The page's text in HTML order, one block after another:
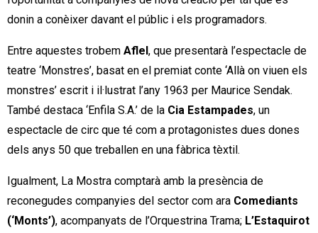
donin a conèixer davant el públic i els programadors.
Entre aquestes trobem Aflel , que presentarà l’espectacle de
teatre ‘Monstres’, basat en el premiat conte ‘Allà on viuen els
monstres’ escrit i il·lustrat l’any 1963 per Maurice Sendak.
També destaca ‘Enfila S.A.’ de la Cia Estampades, un
espectacle de circ que té com a protagonistes dues dones
dels anys 50 que treballen en una fàbrica tèxtil.
Igualment, La Mostra comptarà amb la presència de
reconegudes companyies del sector com ara Comediants
(‘Monts’), acompanyats de l’Orquestrina Trama; L’Estaquirot